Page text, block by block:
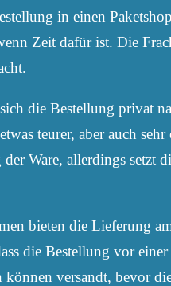
in einen
Zeit dafür ist. Die
die Bestellung privat
teurer, aber auch
Ware, allerdings setzt
bieten die Lieferung
die Bestellung vor
versandt, bevor